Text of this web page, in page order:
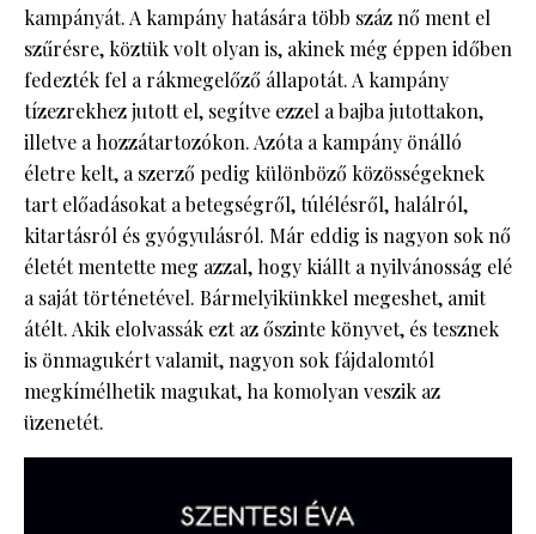
kampányát. A kampány hatására több száz nő ment el
szűrésre, köztük volt olyan is, akinek még éppen időben
fedezték fel a rákmegelőző állapotát. A kampány
tízezrekhez jutott el, segítve ezzel a bajba jutottakon,
illetve a hozzátartozókon. Azóta a kampány önálló
életre kelt, a szerző pedig különböző közösségeknek
tart előadásokat a betegségről, túlélésről, halálról,
kitartásról és gyógyulásról. Már eddig is nagyon sok nő
életét mentette meg azzal, hogy kiállt a nyilvánosság elé
a saját történetével. Bármelyikünkkel megeshet, amit
átélt. Akik elolvassák ezt az őszinte könyvet, és tesznek
is önmagukért valamit, nagyon sok fájdalomtól
megkímélhetik magukat, ha komolyan veszik az
üzenetét.